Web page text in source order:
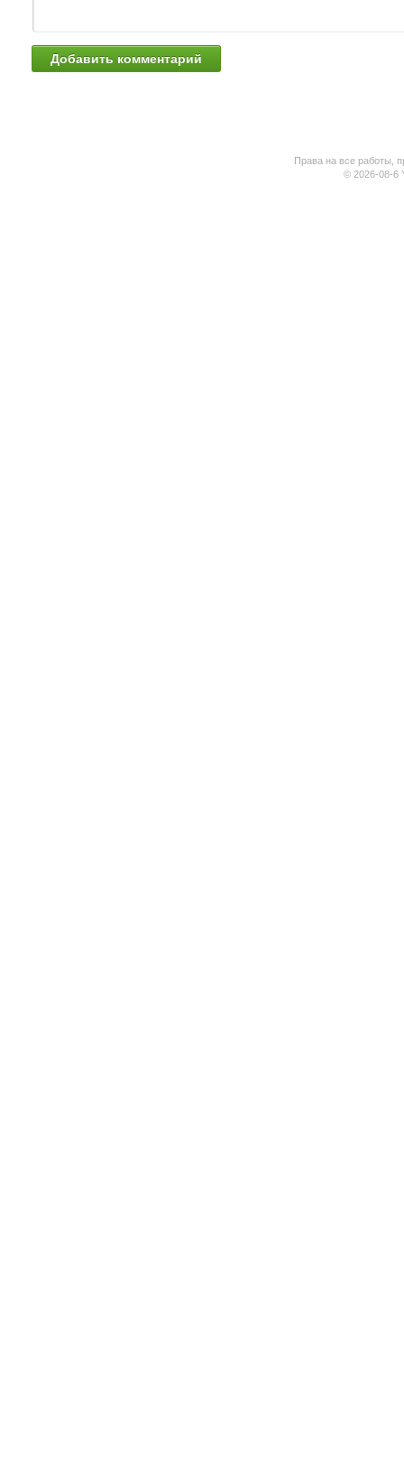
Права на все работы,
© 2026-08-6